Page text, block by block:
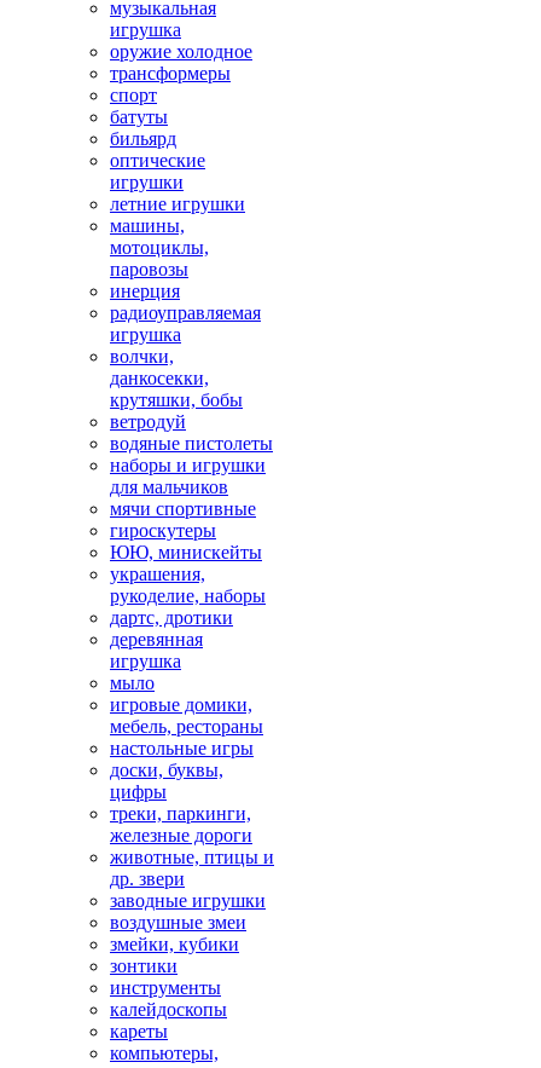
музыкальная
игрушка
оружие холодное
трансформеры
спорт
батуты
бильярд
оптические
игрушки
летние игрушки
машины,
мотоциклы,
паровозы
инерция
радиоуправляемая
игрушка
волчки,
данкосекки,
крутяшки, бобы
ветродуй
водяные пистолеты
наборы и игрушки
для мальчиков
мячи спортивные
гироскутеры
ЮЮ, минискейты
украшения,
рукоделие, наборы
дартс, дротики
деревянная
игрушка
мыло
игровые домики,
мебель, рестораны
настольные игры
доски, буквы,
цифры
треки, паркинги,
железные дороги
животные, птицы и
др. звери
заводные игрушки
воздушные змеи
змейки, кубики
зонтики
инструменты
калейдоскопы
кареты
компьютеры,